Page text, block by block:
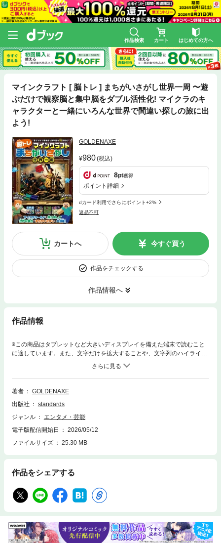
作品検索 カート はじめての方へ
マインクラフト [ 脳トレ ] まちがいさがし世界一周 〜遊
ぶだけで観察脳と集中脳をダブル活性化! マイクラのキ
ャラクターと一緒にいろんな世界で間違い探しの旅に出
よう!
GOLDENAXE
980(税込)
8pt獲得
ポイント詳細
dカード利用でさらにポイント+2%
返品不可
カートへ 今すぐ買う
作品をチェックする
作品情報へ
作品情報
※この商品はタブレットなど大きいディスプレイを備えた端末で読むこと
に適しています。また、文字だけを拡大することや、文字列のハイライ
ト、検索、辞書の参照、引用などの機能が使用できません。人気のマイン
クラフト・パズルシリーズ最新版が登場! こんどはまちがいさがしの冒険
に挑戦だ! マイクラで楽しく脳トレまちがいさがし! さまざまな難易度・さ
まざまな世界を舞台に、まちがいさがしの冒険に出よう! マインクラフト
く解いていくだけで、自然と観察力や集中力、また、プログラミング思考
的洞察力が身に付くパズルブックです。一見、子供向けの体裁ではありま
る舞台は超・多彩!◆ マインクラフト(ゲーム)の世界 アメコミの世界 組み
立てブロックの世界 パン屋さん(現実の世界) 神社 海水浴場 おもちゃ屋さ
リ・凱旋門 南極 氷の世界 ……ほか
著者
GOLDENAXE
出版社
standards
ジャンル
エンタメ・芸能
電子版配信開始日
2026/05/12
ファイルサイズ
25.30 MB
作品をシェアする